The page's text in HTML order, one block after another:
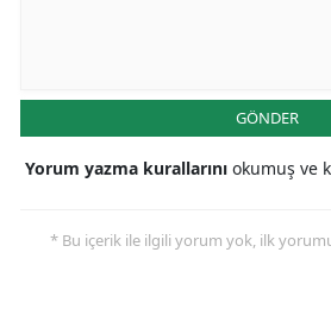
GÖNDER
Yorum yazma kurallarını okumuş ve
* Bu içerik ile ilgili yorum yok, ilk yorumu